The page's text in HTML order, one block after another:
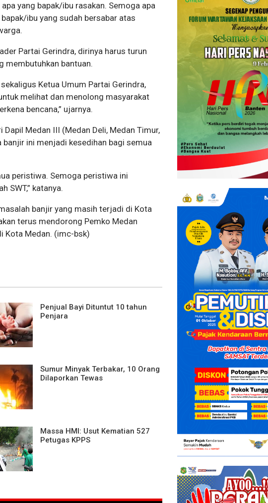
yang bapak/ibu rasakan. Semoga apa
ibu yang sudah bersabar atas
Partai Gerindra, dirinya harus turun
membutuhkan bantuan.
Ketua Umum Partai Gerindra,
melihat dan menolong masyarakat
bencana,” ujarnya.
Medan III (Medan Deli, Medan Timur,
ini menjadi kesedihan bagi semua
peristiwa. Semoga peristiwa ini
SWT,” katanya.
banjir yang masih terjadi di Kota
terus mendorong Pemko Medan
Kota Medan. (imc-bsk)
Penjual Bayi Dituntut 10 tahun
Penjara
Sumur Minyak Terbakar, 10 Orang
Dilaporkan Tewas
Massa HMI: Usut Kematian 527
Petugas KPPS